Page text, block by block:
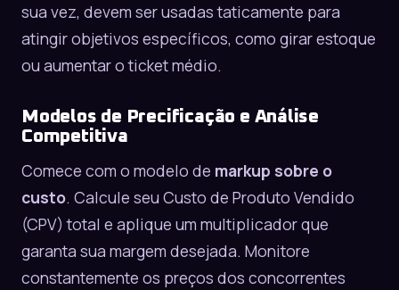
sua vez, devem ser usadas taticamente para
atingir objetivos específicos, como girar estoque
ou aumentar o ticket médio.
Modelos de Precificação e Análise
Competitiva
Comece com o modelo de markup sobre o
custo. Calcule seu Custo de Produto Vendido
(CPV) total e aplique um multiplicador que
garanta sua margem desejada. Monitore
constantemente os preços dos concorrentes